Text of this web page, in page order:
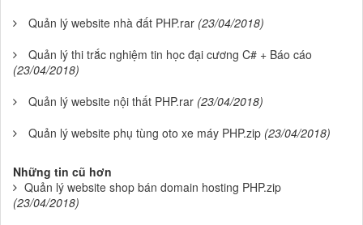
Quản lý website nhà đất PHP.rar (23/04/2018)
Quản lý thi trắc nghiệm tin học đại cương C# + Báo cáo
(23/04/2018)
Quản lý website nội thất PHP.rar (23/04/2018)
Quản lý website phụ tùng oto xe máy PHP.zip (23/04/2018)
Những tin cũ hơn
Quản lý website shop bán domain hosting PHP.zip
(23/04/2018)